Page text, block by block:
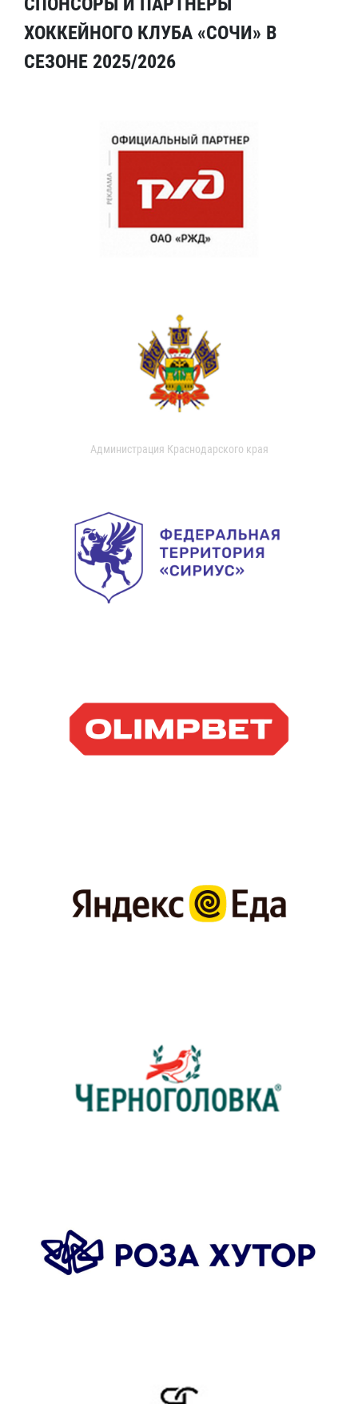
ХОККЕЙНОГО КЛУБА «СОЧИ» В
СЕЗОНЕ 2025/2026
Администрация Краснодарского края